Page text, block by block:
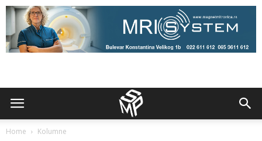
Home Kolumne